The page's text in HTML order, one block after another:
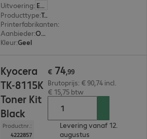
Uitvoering: Europa
Producttype: Toner
Printerfabrikanten:
Aanbieder:
Origineel
Kleur:Geel
Kyocera
TK-8115K
Toner Kit
Black
Productnr.:
4222857
€ 74,99
Brutoprijs: € 90,74 incl.
€ 15,75 btw
Levering vanaf 12.
augustus